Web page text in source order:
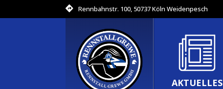
Rennbahnstr. 100, 50737 Köln Weidenpesch
AKTUELLES